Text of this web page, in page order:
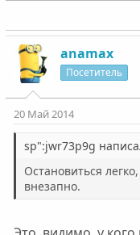
anamax
Посетитель
20 Май 2014
sp":jwr73p9g
Остановиться
внезапно.